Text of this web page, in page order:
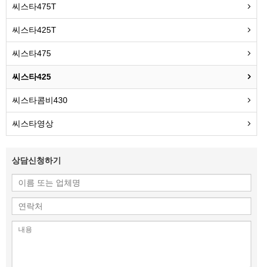
씨스타475T
씨스타425T
씨스타475
씨스타425
씨스타콤비430
씨스타영상
상담신청하기